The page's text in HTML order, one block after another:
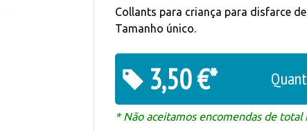
Collants para criança para disfarce
Tamanho único.
3,50 €*
* Não aceitamos encomendas de